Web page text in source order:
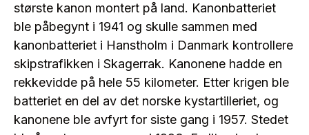
største kanon montert på land. Kanonbatteriet
ble påbegynt i 1941 og skulle sammen med
kanonbatteriet i Hanstholm i Danmark kontrollere
skipstrafikken i Skagerrak. Kanonene hadde en
rekkevidde på hele 55 kilometer. Etter krigen ble
batteriet en del av det norske kystartilleriet, og
kanonene ble avfyrt for siste gang i 1957. Stedet